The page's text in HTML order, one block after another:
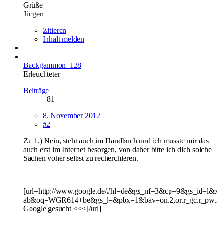
Grüße
Jürgen
Zitieren
Inhalt melden
Backgammon_128
Erleuchteter
Beiträge
−81
8. November 2012
#2
Zu 1.) Nein, steht auch im Handbuch und ich musste mir das
auch erst im Internet besorgen, von daher bitte ich dich solche
Sachen voher selbst zu recherchieren.
[url=http://www.google.de/
Google gesucht <<<[/url]